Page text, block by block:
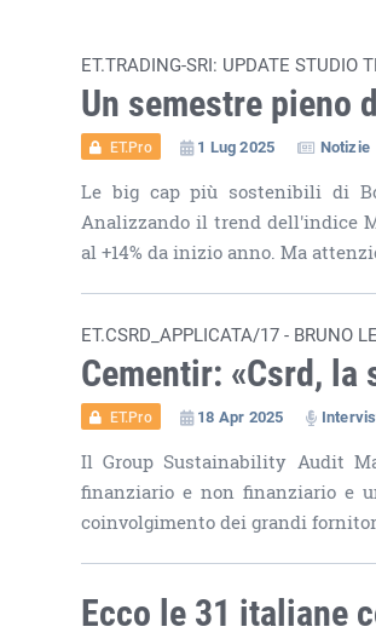
ET.TRADING-SRI: UPDATE STUDIO
Un semestre pieno
ET.Pro 1 Lug 2025 Notizie
Le big cap più sostenibili di
Analizzando il trend dell'indice
al +14% da inizio anno. Ma
ET.CSRD_APPLICATA/17 - BRUNO
Cementir: «Csrd,
ET.Pro 18 Apr 2025
Il Group Sustainability Audit
finanziario e non finanziario e
coinvolgimento dei grandi
Ecco le 31 italiane